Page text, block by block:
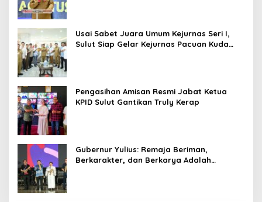
Usai Sabet Juara Umum Kejurnas Seri I,
Sulut Siap Gelar Kejurnas Pacuan Kuda
Pengasihan Amisan Resmi Jabat Ketua
KPID Sulut Gantikan Truly Kerap
Gubernur Yulius: Remaja Beriman,
Berkarakter, dan Berkarya Adalah